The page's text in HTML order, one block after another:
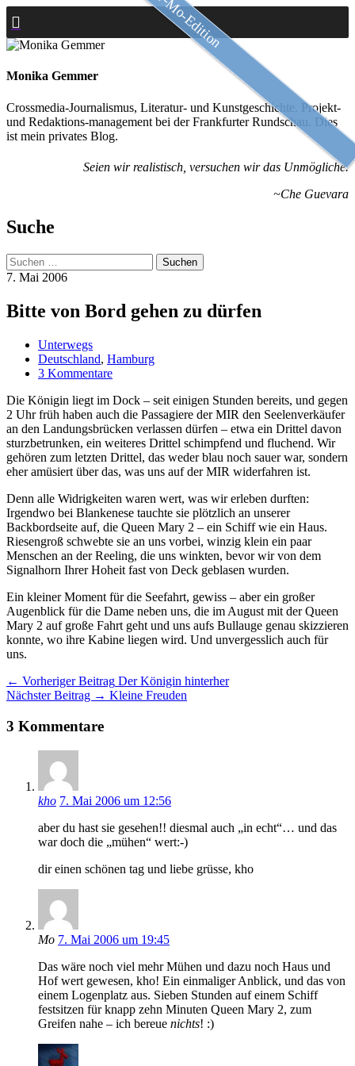
Zum
Inhalt
springen
Monika Gemmer
Crossmedia-Journalismus, Literatur- und Kunstgeschichte. Projekt-
und Redaktions-management bei der Frankfurter Rundschau. Dies
ist mein privates Blog.
Seien wir realistisch, versuchen wir das Unmögliche.
~Che Guevara
Suche
Suchen
nach:
7. Mai 2006
Bitte von Bord gehen zu dürfen
Unterwegs
Deutschland, Hamburg
3 Kommentare
Die Königin liegt im Dock – seit einigen Stunden bereits, und gegen
2 Uhr früh haben auch die Passagiere der MIR den Seelenverkäufer
an den Landungsbrücken verlassen dürfen – etwa ein Drittel davon
sturzbetrunken, ein weiteres Drittel schimpfend und fluchend. Wir
gehören zum letzten Drittel, das weder blau noch sauer war, sondern
eher amüsiert über das, was uns auf der MIR widerfahren ist.
Denn alle Widrigkeiten waren wert, was wir erleben durften:
Irgendwo bei Blankenese tauchte sie plötzlich an unserer
Backbordseite auf, die Queen Mary 2 – ein Schiff wie ein Haus.
Riesengroß schwebte sie an uns vorbei, winzig klein ein paar
Menschen an der Reeling, die uns winkten, bevor wir von dem
Signalhorn Ihrer Hoheit fast von Deck geblasen wurden.
Ein kleiner Moment für die Seefahrt, gewiss – aber ein großer
Augenblick für die Dame neben uns, die im August mit der Queen
Mary 2 auf große Fahrt geht und uns aufs Bullauge genau skizzieren
konnte, wo ihre Kabine liegen wird. Und unvergesslich auch für
uns.
Artikel-
Navigation
← Vorheriger Beitrag Der Königin hinterher
Nächster Beitrag → Kleine Freuden
3 Kommentare
kho 7. Mai 2006 um 12:56
aber du hast sie gesehen!! diesmal auch „in echt“… und das
war doch die „mühen“ wert:-)
dir einen schönen tag und liebe grüsse, kho
Mo 7. Mai 2006 um 19:45
Das wäre noch viel mehr Mühen und dazu noch Haus und
Hof wert gewesen, kho! Ein einmaliger Anblick, und das von
einem Logenplatz aus. Sieben Stunden auf einem Schiff
festsitzen für knapp zehn Minuten Queen Mary 2, zum
Greifen nahe – ich bereue nichts! :)